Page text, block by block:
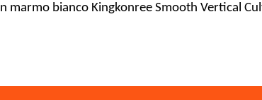
marmo bianco Kingkonree Smooth Vertical